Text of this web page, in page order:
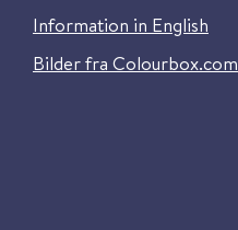
Information in English
Bilder fra Colourbox.com